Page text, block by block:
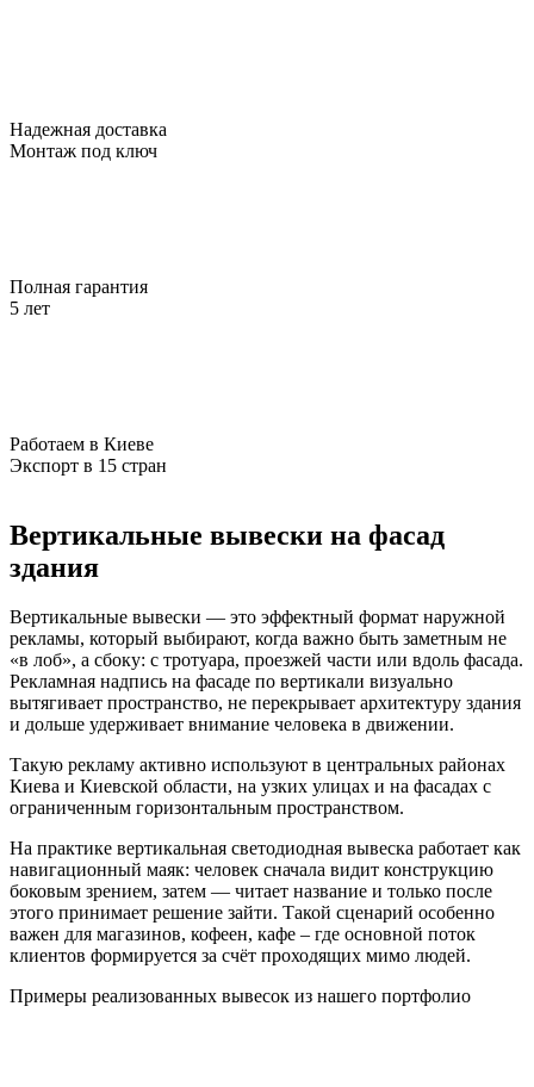
Надежная доставка
Монтаж под ключ
Полная гарантия
5 лет
Работаем в Киеве
Экспорт в 15 стран
Вертикальные вывески на фасад
здания
Вертикальные вывески — это эффектный формат наружной
рекламы, который выбирают, когда важно быть заметным не
«в лоб», а сбоку: с тротуара, проезжей части или вдоль фасада.
Рекламная надпись на фасаде по вертикали визуально
вытягивает пространство, не перекрывает архитектуру здания
и дольше удерживает внимание человека в движении.
Такую рекламу активно используют в центральных районах
Киева и Киевской области, на узких улицах и на фасадах с
ограниченным горизонтальным пространством.
На практике вертикальная светодиодная вывеска работает как
навигационный маяк: человек сначала видит конструкцию
боковым зрением, затем — читает название и только после
этого принимает решение зайти. Такой сценарий особенно
важен для магазинов, кофеен, кафе – где основной поток
клиентов формируется за счёт проходящих мимо людей.
Примеры реализованных вывесок из нашего портфолио